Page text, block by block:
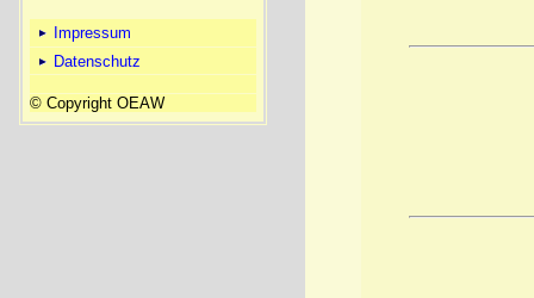
Impressum
Datenschutz
© Copyright OEAW